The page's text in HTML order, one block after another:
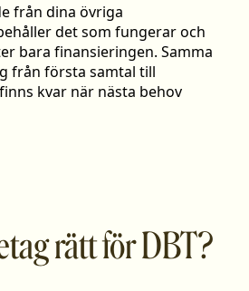
från dina övriga
det som fungerar och
bara finansieringen. Samma
från första samtal till
kvar när nästa behov
rätt för DBT?